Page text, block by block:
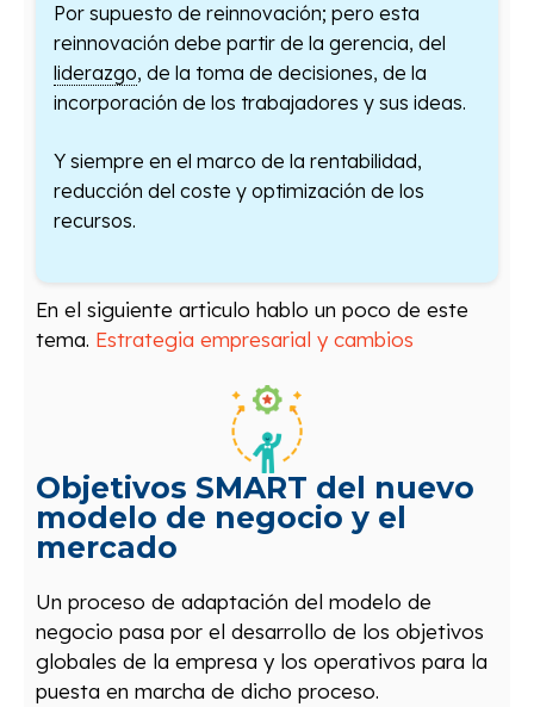
Por supuesto de reinnovación; pero esta
reinnovación debe partir de la gerencia, del
liderazgo, de la toma de decisiones, de la
incorporación de los trabajadores y sus ideas.
Y siempre en el marco de la rentabilidad,
reducción del coste y optimización de los
recursos.
En el siguiente articulo hablo un poco de este
tema. Estrategia empresarial y cambios
Objetivos SMART del nuevo
modelo de negocio y el
mercado
Un proceso de adaptación del modelo de
negocio pasa por el desarrollo de los objetivos
globales de la empresa y los operativos para la
puesta en marcha de dicho proceso.